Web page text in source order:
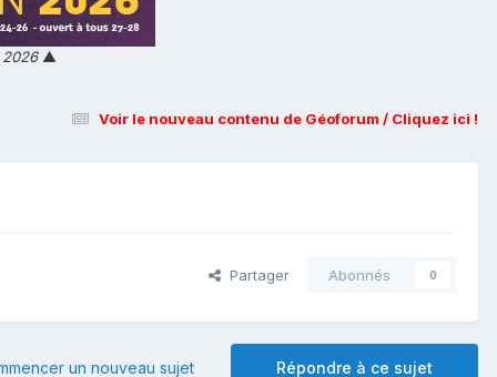
▲
Voir le nouveau contenu de Géoforum / Cliquez ici !
Partager Abonnés 0
Répondre à ce sujet
un nouveau sujet